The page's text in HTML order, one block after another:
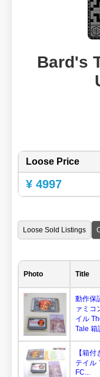
Bard's
Loose Price
¥ 4997
Loose Sold Listings
Photo Title
動作保
ァミコ
イル
Tale 箱
【箱
テイル
FC...